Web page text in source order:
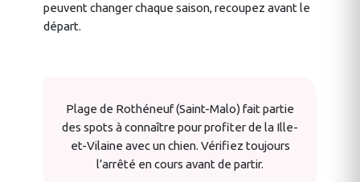
peuvent changer chaque saison, recoupez avant le
départ.
Plage de Rothéneuf (Saint-Malo) fait partie
des spots à connaître pour profiter de la Ille-
et-Vilaine avec un chien. Vérifiez toujours
l’arrêté en cours avant de partir.